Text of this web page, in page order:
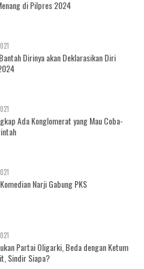
di Pilpres 2024
Dirinya akan Deklarasikan Diri
Ada Konglomerat yang Mau Coba-
Narji Gabung PKS
Partai Oligarki, Beda dengan Ketum
Sindir Siapa?